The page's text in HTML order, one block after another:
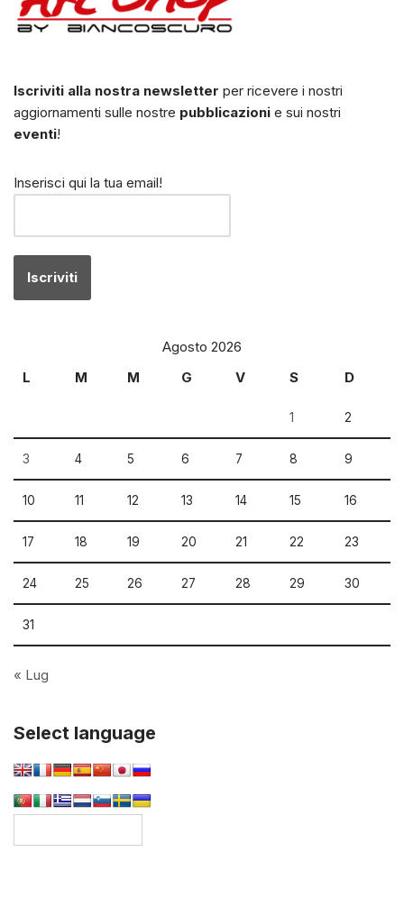
Iscriviti alla nostra newsletter per ricevere i nostri
aggiornamenti sulle nostre pubblicazioni e sui nostri
eventi!
Inserisci qui la tua email!
Agosto 2026
L
M M G V S D
1 2
3 4 5 6 7 8 9
10 11 12 13 14 15 16
17 18 19 20 21 22 23
24 25 26 27 28 29 30
31
« Lug
Select language